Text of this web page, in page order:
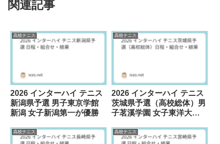
関連記事
高校テニス
2026 インターハイ テニス
新潟県予選 男子東京学館
新潟 女子新潟第一が優勝
高校テニス
2026 インターハイ テニス
茨城県予選（高校総体）男
子茗溪学園 女子東洋大牛
高校テニス 高校テニス